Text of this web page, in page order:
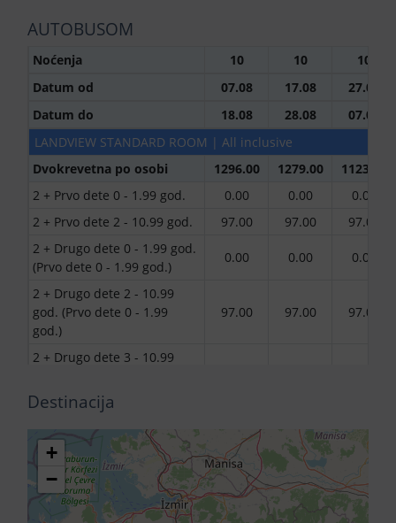
AUTOBUSOM
Noćenja 10 10
10
Datum od
07.08 17.08
27.08
Datum do
18.08 28.08
07.09
LANDVIEW STANDARD ROOM | All inclusive
Dvokrevetna po osobi
1296.00 1279.00
1123.00
2 + Prvo dete 0 - 1.99 god.
0.00 0.00
0.00
2 + Prvo dete 2 - 10.99 god.
97.00 97.00
97.00
2 + Drugo dete 0 - 1.99 god.
(Prvo dete 0 - 1.99 god.)
0.00 0.00 0.00
2 + Drugo dete 2 - 10.99
god. (Prvo dete 0 - 1.99
god.)
97.00 97.00 97.00
2 + Drugo dete 3 - 10.99
god.)
god. (Prvo dete 2 - 2.99
god.)
97.00 97.00
2 + Drugo dete 3 - 10.99
god. (Prvo dete 2 - 10.99
704.00 695.00 617.00
Destinacija
+
−